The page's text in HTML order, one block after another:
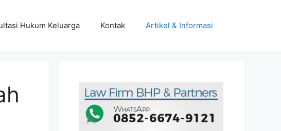
Hukum Keluarga Kontak Artikel & Informasi